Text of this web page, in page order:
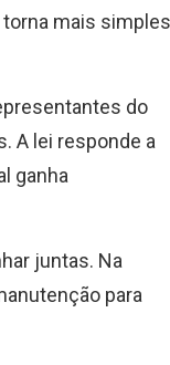
mais simples
do
A lei responde a
ganha
juntas. Na
para